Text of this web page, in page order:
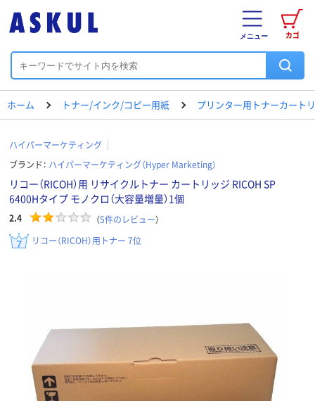
カゴ
メニュー
ホーム トナー/インク/コピー用紙 プリンター用トナーカート
ハイパーマーケティング
ブランド： ハイパーマーケティング（Hyper Marketing）
リコー（RICOH）用 リサイクルトナー カートリッジ RICOH SP
6400Hタイプ モノクロ（大容量増量）1個
2.4 （5件のレビュー）
リコー（RICOH）用トナー 7位